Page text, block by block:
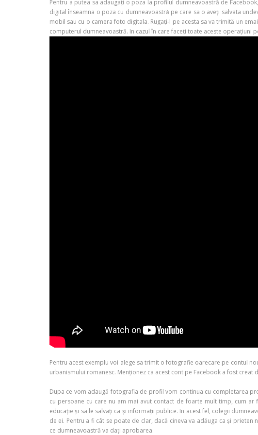
Pentru a putea sa adaugați o poza la profilul dumneavoastră de
digital înseamna o poza cu dumneavoastră pe care sa o aveți salvata
mobil sau cu o camera foto digitala. Rugați-l pe acesta sa va trimită un
computerul dumneavoastră. In cazul în care faceți toate aceste
Pentru acest exemplu voi alege sa trimit o fotografie oarecare pe contul
urbanismului romanesc. Menționez ca acest cont pe Facebook a fost
Dupa ce vom adaugă fotografia de profil vom continua cu completarea
cu persoane cu care nu am mai avut contact de foarte mult timp, cum
educație și sa le salvați ca și informații publice. In acest fel, colegii
de ei. Pentru a fi cât se poate de clar, dacă cineva va adăuga ca și
ce dumneavoastră va dați aprobarea.